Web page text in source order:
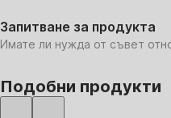
Запитване за продукта
Имате ли нужда от съвет
Подобни продукти